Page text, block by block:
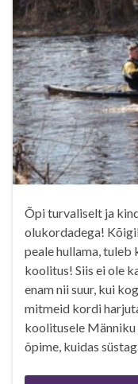
Õpi turvaliselt ja
olukordadega!
peale hullama, tuleb
koolitus! Siis ei ole
enam nii suur, kui
mitmeid kordi
koolitusele Männiku
õpime, kuidas